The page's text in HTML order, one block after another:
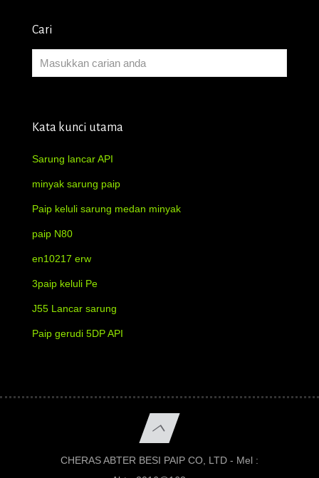
Cari
Kata kunci utama
Sarung lancar API
minyak sarung paip
Paip keluli sarung medan minyak
paip N80
en10217 erw
3paip keluli Pe
J55 Lancar sarung
Paip gerudi 5DP API
CHERAS ABTER BESI PAIP CO, LTD - Mel :